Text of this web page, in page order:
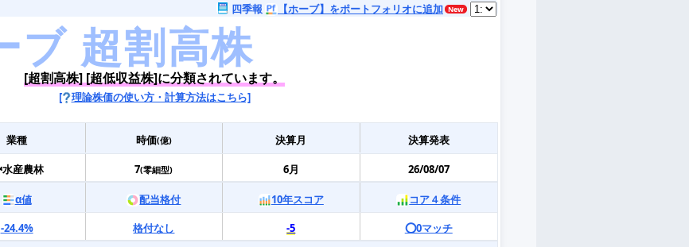
四季報 【ホーブ】をポートフォリオに追加
[超割高株] [超低収益株]に分類されています。
[ 理論株価の使い方・計算方法はこちら]
業種 時価(億) 決算月 決算発表
産農林 7(零細型) 6月 26/08/07
α値 配当格付 10年スコア
コア４条件
-24.4% 格付なし -5 ⭕️0マッチ